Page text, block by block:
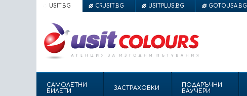
USIT.BG CRUSIT.BG USITPLUS.BG GOTOUSA.BG
САМОЛЕТНИ
БИЛЕТИ
ЗАСТРАХОВКИ
ПОДАРЪЧНИ
ВАУЧЕРИ